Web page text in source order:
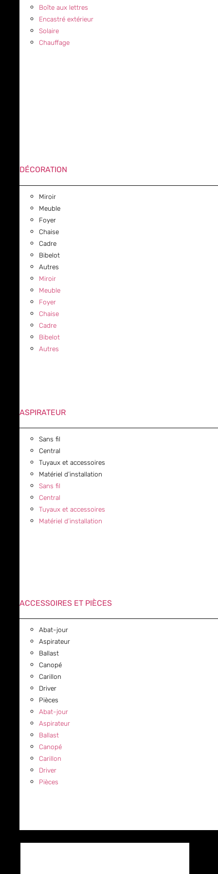
Boîte aux lettres
Encastré extérieur
Solaire
Chauffage
DÉCORATION
Miroir
Meuble
Foyer
Chaise
Cadre
Bibelot
Autres
Miroir
Meuble
Foyer
Chaise
Cadre
Bibelot
Autres
ASPIRATEUR
Sans fil
Central
Tuyaux et accessoires
Matériel d’installation
Sans fil
Central
Tuyaux et accessoires
Matériel d’installation
ACCESSOIRES ET PIÈCES
Abat-jour
Aspirateur
Ballast
Canopé
Carillon
Driver
Pièces
Abat-jour
Aspirateur
Ballast
Canopé
Carillon
Driver
Pièces